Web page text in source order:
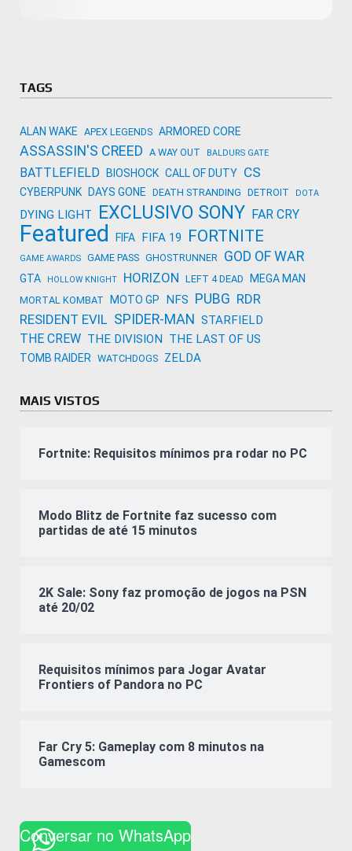
TAGS
ALAN WAKE APEX LEGENDS ARMORED CORE
ASSASSIN'S CREED A WAY OUT BALDURS GATE
BATTLEFIELD BIOSHOCK CALL OF DUTY CS
CYBERPUNK DAYS GONE DEATH STRANDING DETROIT DOTA
DYING LIGHT EXCLUSIVO SONY FAR CRY
Featured FIFA FIFA 19 FORTNITE
GAME AWARDS GAME PASS GHOSTRUNNER GOD OF WAR
GTA HOLLOW KNIGHT HORIZON LEFT 4 DEAD MEGA MAN
MORTAL KOMBAT MOTO GP NFS PUBG RDR
RESIDENT EVIL SPIDER-MAN STARFIELD
THE CREW THE DIVISION THE LAST OF US
TOMB RAIDER WATCHDOGS ZELDA
MAIS VISTOS
Fortnite: Requisitos mínimos pra rodar no PC
Modo Blitz de Fortnite faz sucesso com
partidas de até 15 minutos
2K Sale: Sony faz promoção de jogos na PSN
até 20/02
Requisitos mínimos para Jogar Avatar
Frontiers of Pandora no PC
Far Cry 5: Gameplay com 8 minutos na
Gamescom
Conversar no WhatsApp